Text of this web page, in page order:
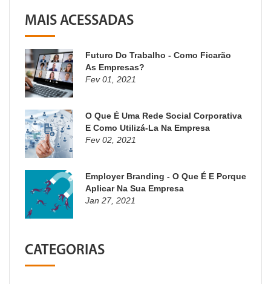
MAIS ACESSADAS
Futuro Do Trabalho - Como Ficarão
As Empresas?
Fev 01, 2021
O Que É Uma Rede Social Corporativa
E Como Utilizá-La Na Empresa
Fev 02, 2021
Employer Branding - O Que É E Porque
Aplicar Na Sua Empresa
Jan 27, 2021
CATEGORIAS